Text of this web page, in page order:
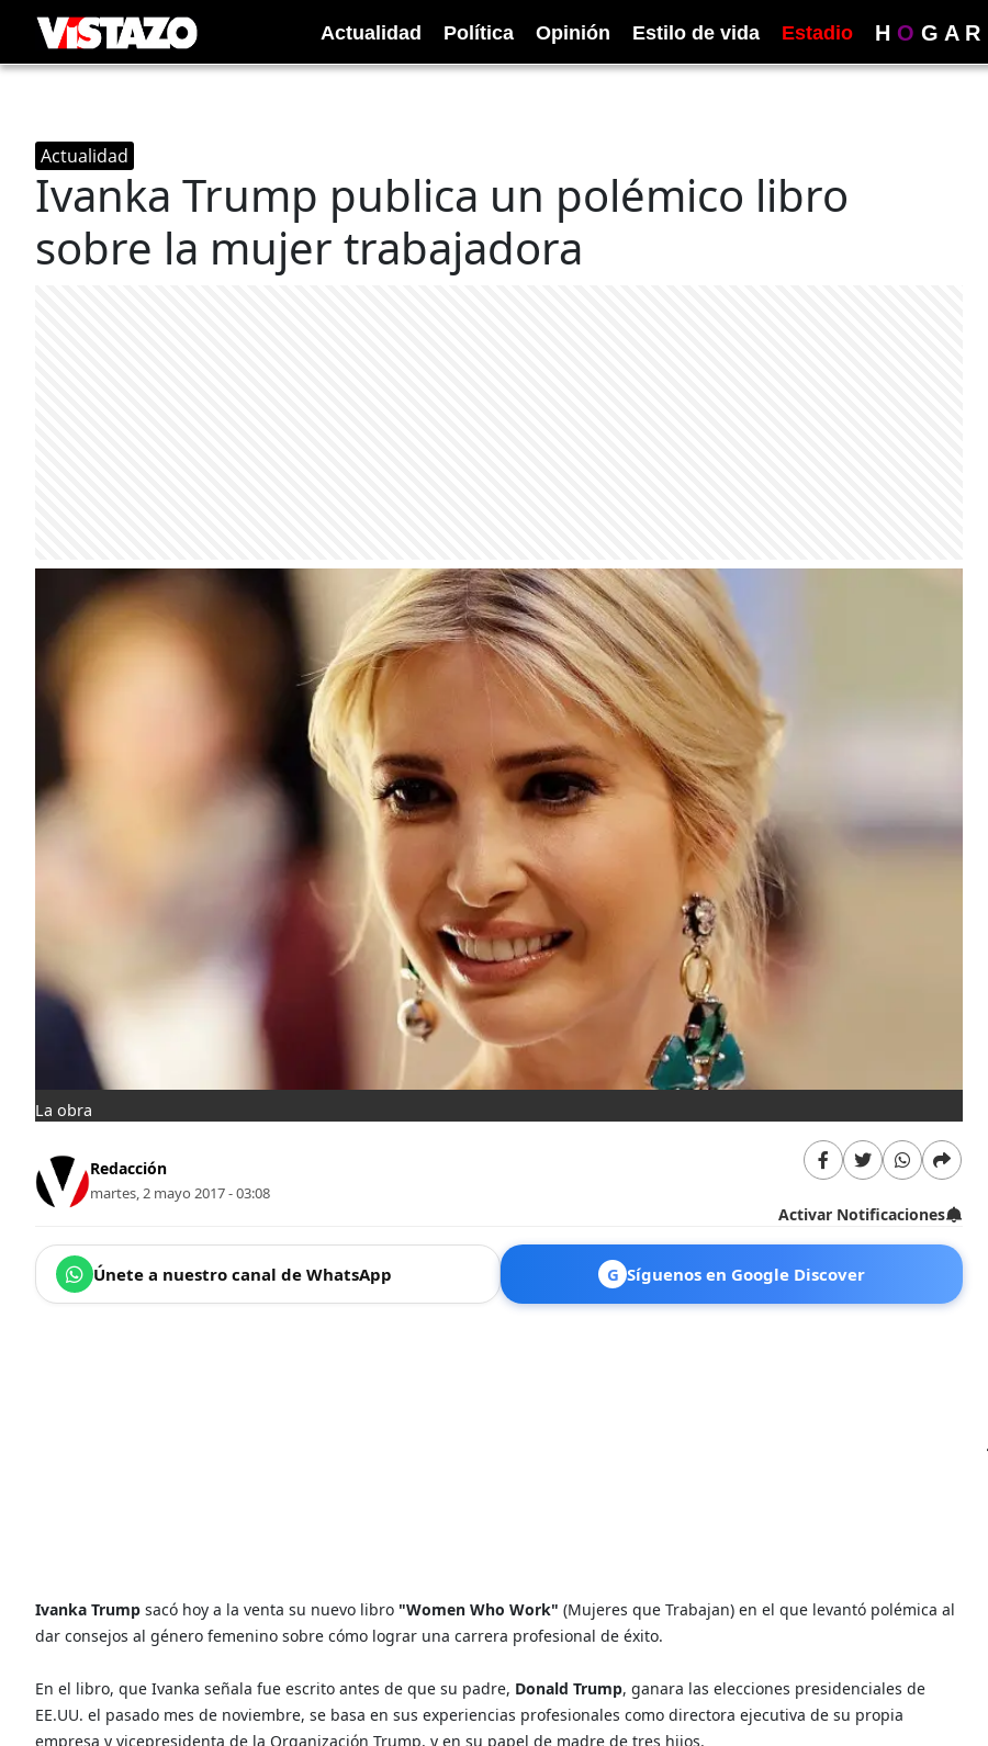
Actualidad Política Opinión Estilo de vida Estadio H O G A R
Actualidad
Ivanka Trump publica un polémico libro
sobre la mujer trabajadora
La obra
Redacción
martes, 2 mayo 2017 - 03:08
Activar Notificaciones
Únete a nuestro canal de WhatsApp G Síguenos en Google Discover
Ivanka Trump sacó hoy a la venta su nuevo libro "Women Who Work" (Mujeres que Trabajan) en el que levantó polémica al
dar consejos al género femenino sobre cómo lograr una carrera profesional de éxito.
En el libro, que Ivanka señala fue escrito antes de que su padre, Donald Trump, ganara las elecciones presidenciales de
EE.UU. el pasado mes de noviembre, se basa en sus experiencias profesionales como directora ejecutiva de su propia
empresa y vicepresidenta de la Organización Trump, y en su papel de madre de tres hijos.